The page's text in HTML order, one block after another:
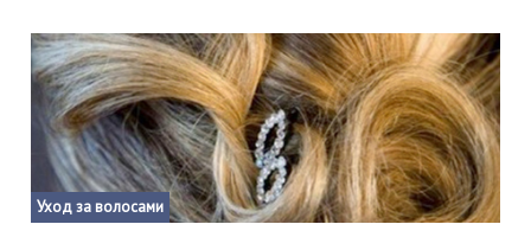
Уход за волосами